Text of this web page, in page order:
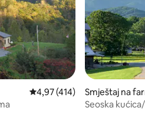
Prosječna ocjena: 4,97/5,
4,97 (414)
Smještaj na
ton
Seoska